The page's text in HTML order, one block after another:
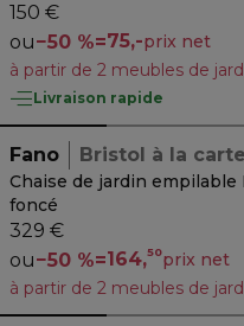
150 €
ou−50 %=75,-prix net
à partir de 2 meubles de
Livraison rapide
Fano Bristol à la carte
Chaise de jardin
foncé
329 €
ou−50 %=164,50prix net
à partir de 2 meubles de